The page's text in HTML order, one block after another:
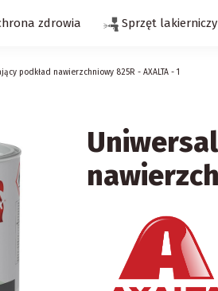
zdrowia Sprzęt lakierniczy
podkład nawierzchniowy 825R - AXALTA - 1